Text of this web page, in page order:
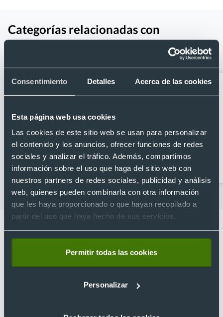
Consentimiento Detalles Acerca de las cookies
Esta página web usa cookies
Las cookies de este sitio web se usan para personalizar
el contenido y los anuncios, ofrecer funciones de redes
sociales y analizar el tráfico. Además, compartimos
información sobre el uso que haga del sitio web con
nuestros partners de redes sociales, publicidad y análisis
web, quienes pueden combinarla con otra información
que les haya proporcionado o que hayan recopilado a
partir del uso que haya hecho de sus servicios.
Permitir todas las cookies
Personalizar
Categorías relacionadas con
Pulverizador de aceite publicitario de
cristal y acero inoxidable (100 ml)
Abridores
personalizados
Artículos para la cocina
Lo que dicen nuestros clientes